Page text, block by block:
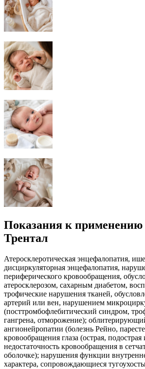
Показания к применению
Трентал
Атеросклеротическая энцефалопатия,
дисциркуляторная энцефалопатия,
периферического кровообращения,
атеросклерозом, сахарным диабетом,
трофические нарушения тканей,
артерий или вен, нарушением
(посттромбофлебитический синдром,
гангрена, отморожение);
ангионейропатии (болезнь Рейно,
кровообращения глаза (острая, подострая
недостаточность кровообращения в
оболочке); нарушения функции
характера, сопровождающиеся